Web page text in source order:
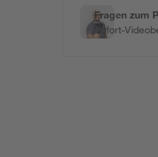
Fragen zum
Sofort-